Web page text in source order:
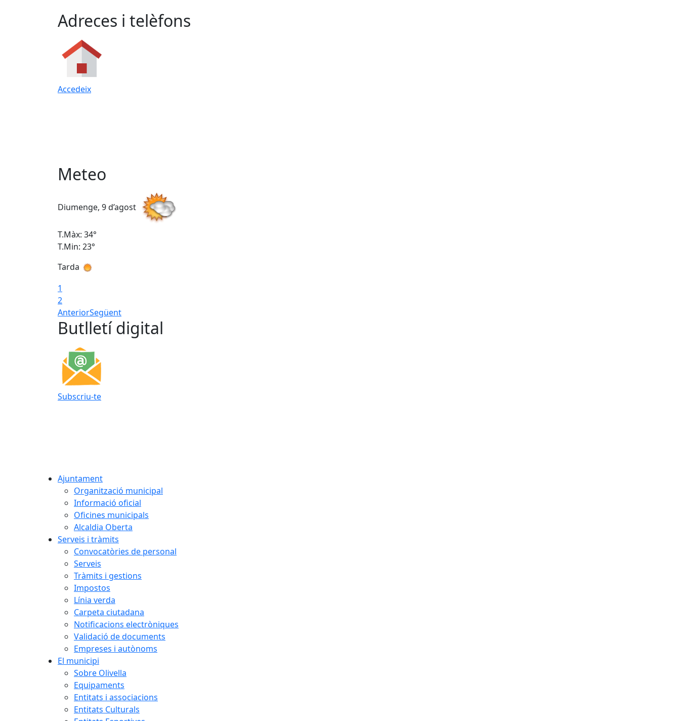
Adreces i telèfons
Accedeix
Meteo
Diumenge, 9 d’agost
T.Màx: 34°
T.Min: 23°
Tarda
1
2
AnteriorSegüent
Butlletí digital
Subscriu-te
Ajuntament
Organització municipal
Informació oficial
Oficines municipals
Alcaldia Oberta
Serveis i tràmits
Convocatòries de personal
Serveis
Tràmits i gestions
Impostos
Línia verda
Carpeta ciutadana
Notificacions electròniques
Validació de documents
Empreses i autònoms
El municipi
Sobre Olivella
Equipaments
Entitats i associacions
Entitats Culturals